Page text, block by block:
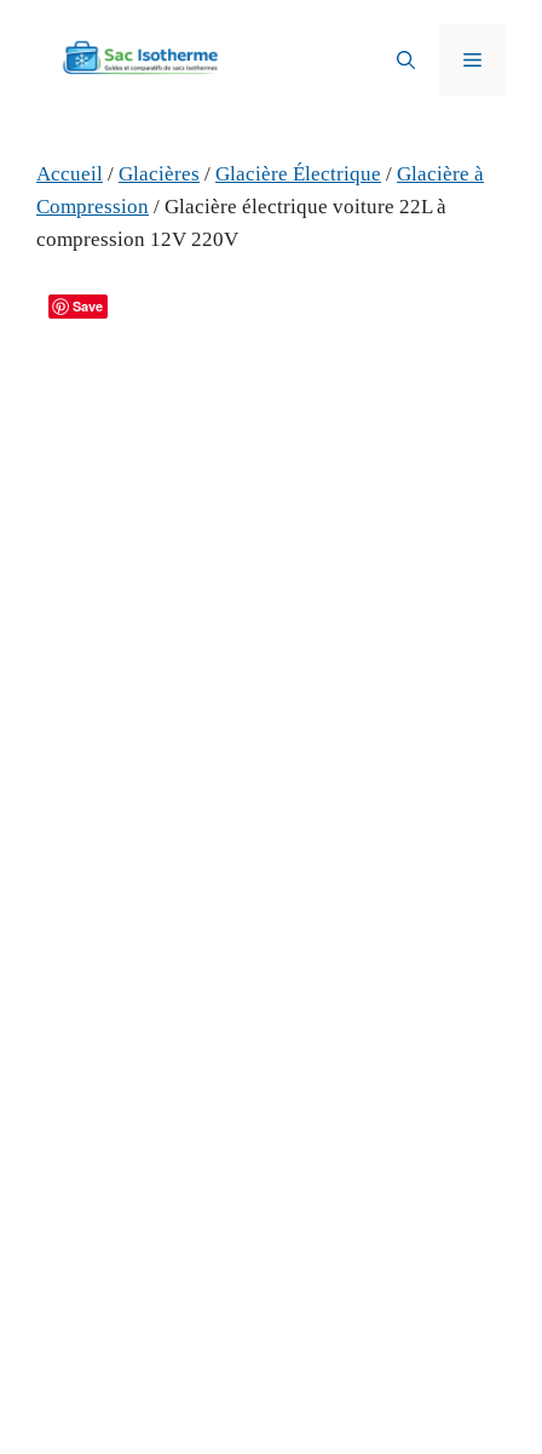
contenu
Menu
Accueil / Glacières / Glacière Électrique / Glacière à
Compression / Glacière électrique voiture 22L à
compression 12V 220V
Save